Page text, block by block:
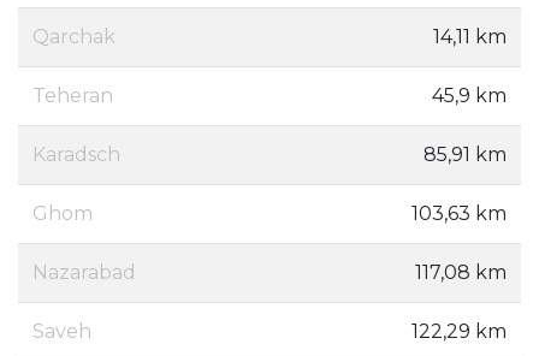
Qarchak 14,11 km
Teheran 45,9 km
Karadsch 85,91 km
Ghom 103,63 km
Nazarabad 117,08 km
Saveh 122,29 km